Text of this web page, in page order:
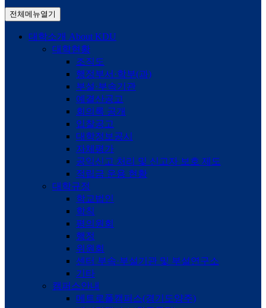
전체메뉴열기
대학소개 About KDU
대학현황
조직도
행정부서·학부(과)
부설·부속기관
예결산공고
회의록 공개
입찰공고
대학정보공시
자체평가
공익신고 처리 및 신고자 보호 제도
적립금 운용 현황
대학규정
학교법인
학칙
평의원회
행정
위원회
센터 부속·부설기관 및 부설연구소
기타
캠퍼스안내
메트로폴캠퍼스(경기도양주)